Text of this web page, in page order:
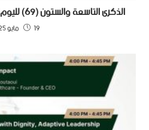
الذكرى التاسعة والستون (69) لليوم الوطني للطالب 1956-2025
19 مايو 2025